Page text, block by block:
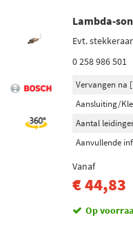
Lambda-
Evt.
0 258 986 501
Vervangen na
Aansluiting/
Aantal
Aanvullende
Vanaf
€ 44,83
Op